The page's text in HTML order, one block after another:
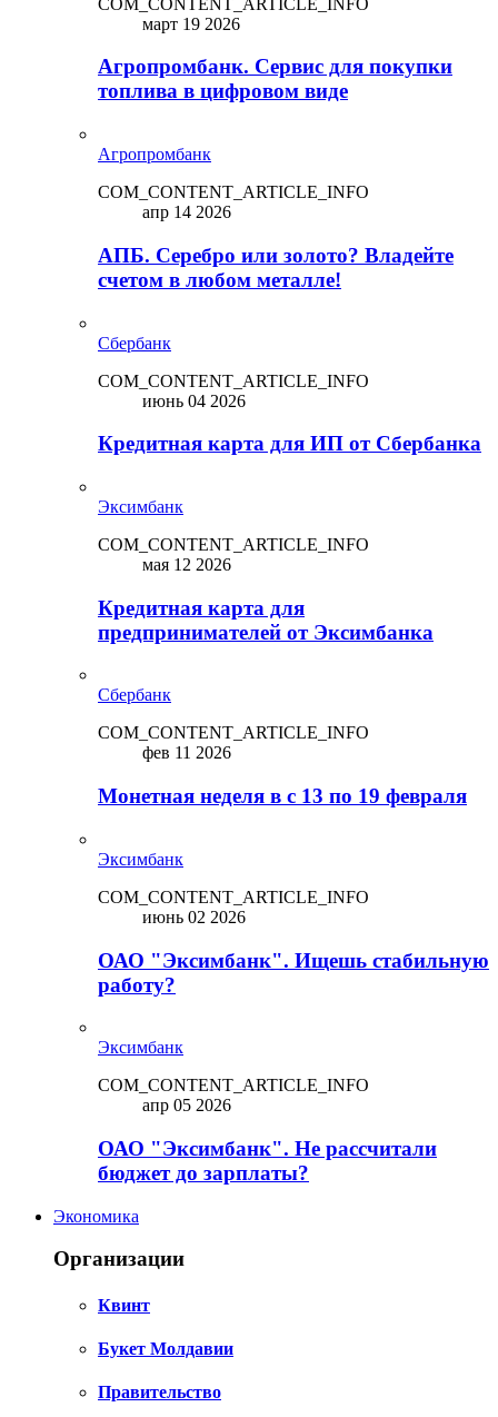
март 19 2026
Агропромбанк. Сервис для покупки
топлива в цифровом виде
Агропромбанк
COM_CONTENT_ARTICLE_INFO
апр 14 2026
АПБ. Серебро или золото? Владейте
счетом в любом металле!
Сбербанк
COM_CONTENT_ARTICLE_INFO
июнь 04 2026
Кредитная карта для ИП от Сбербанка
Эксимбанк
COM_CONTENT_ARTICLE_INFO
мая 12 2026
Кредитная карта для
предпринимателей от Эксимбанка
Сбербанк
COM_CONTENT_ARTICLE_INFO
фев 11 2026
Монетная неделя в с 13 по 19 февраля
Эксимбанк
COM_CONTENT_ARTICLE_INFO
июнь 02 2026
ОАО "Эксимбанк". Ищешь стабильную
работу?
Эксимбанк
COM_CONTENT_ARTICLE_INFO
апр 05 2026
ОАО "Эксимбанк". Не рассчитали
бюджет до зарплаты?
Экономика
Организации
Квинт
Букет Молдавии
Правительство